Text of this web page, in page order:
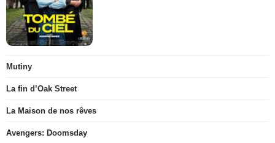
Mutiny
La fin d’Oak Street
La Maison de nos rêves
Avengers: Doomsday